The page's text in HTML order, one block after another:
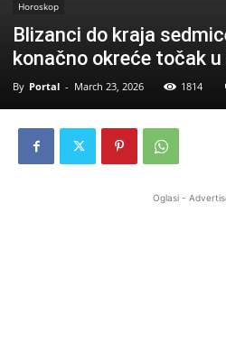
Horoskop
Blizanci do kraja
konačno okreće točak
By Portal - March 23, 2026 1814
Oglasi -